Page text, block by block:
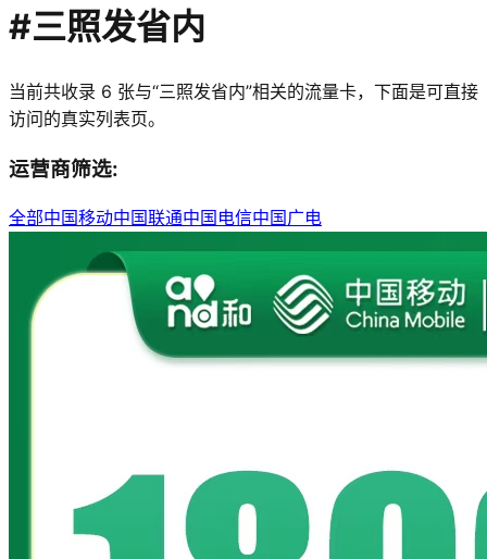
#三照发省内
当前共收录 6 张与“三照发省内”相关的流量卡，下面是可直接
访问的真实列表页。
运营商筛选:
全部中国移动中国联通中国电信中国广电